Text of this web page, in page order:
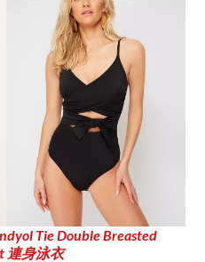
Tie Double Breasted
連身泳衣